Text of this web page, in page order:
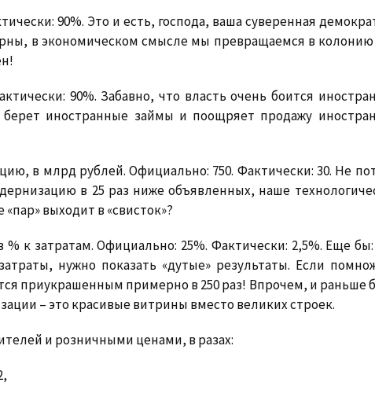
90%. Это и есть, господа, ваша суверенная
в экономическом смысле мы превращаемся в
90%. Забавно, что власть очень боится
иностранные займы и поощряет продажу
в млрд рублей. Официально: 750. Фактически: 30. Не
в 25 раз ниже объявленных, наше
выходит в «свисток»?
к затратам. Официально: 25%. Фактически: 2,5%. Еще
нужно показать «дутые» результаты. Если
приукрашенным примерно в 250 раз! Впрочем, и раньше
– это красивые витрины вместо великих строек.
и розничными ценами, в разах: